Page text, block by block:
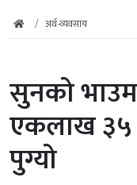
अर्थ-व्यवसाय
सुनको
एकलाख ३५
पुग्यो